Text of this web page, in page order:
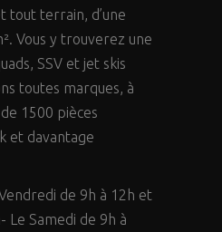
tout terrain, d’une
Vous y trouverez une
SSV et jet skis
toutes marques, à
1500 pièces
et davantage
de 9h à 12h et
Le Samedi de 9h à